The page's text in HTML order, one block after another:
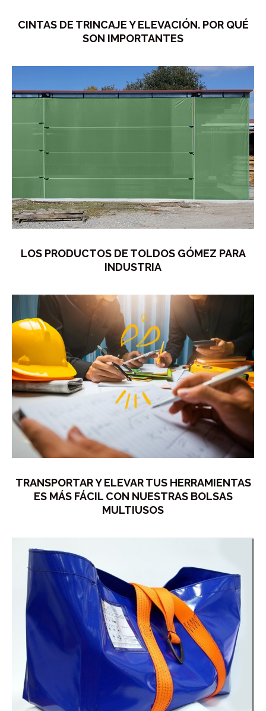
CINTAS DE TRINCAJE Y ELEVACIÓN. POR QUÉ
SON IMPORTANTES
LOS PRODUCTOS DE TOLDOS GÓMEZ PARA
INDUSTRIA
TRANSPORTAR Y ELEVAR TUS HERRAMIENTAS
ES MÁS FÁCIL CON NUESTRAS BOLSAS
MULTIUSOS